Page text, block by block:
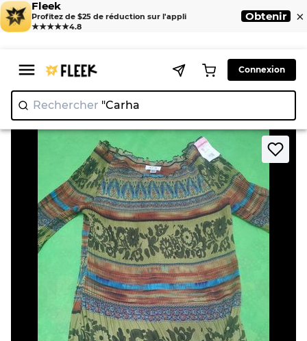
Fleek
Profitez de $25 de réduction sur l'appli
★★★★★4.8
Obtenir ×
Connexion
Rechercher "|
Home > Blouse > Women's Long Sleeve Printed Blouse